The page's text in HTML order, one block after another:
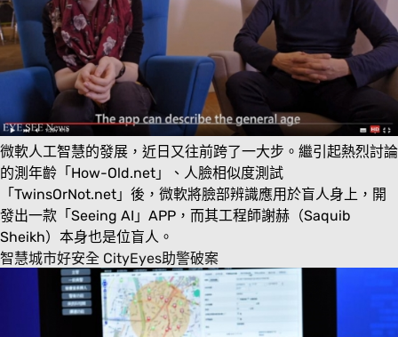
微軟人工智慧的發展，近日又往前跨了一大步。繼引起熱烈討論
的測年齡「How-Old.net」、人臉相似度測試
「TwinsOrNot.net」後，微軟將臉部辨識應用於盲人身上，開
發出一款「Seeing AI」APP，而其工程師謝赫（Saquib
Sheikh）本身也是位盲人。
智慧城市好安全 CityEyes助警破案